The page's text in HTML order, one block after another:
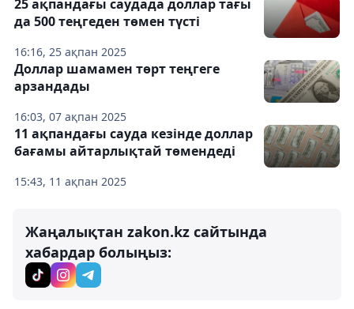
16:16, 25 ақпан 2025
25 ақпандағы саудада доллар тағы
да 500 теңгеден төмен түсті
16:03, 07 ақпан 2025
Доллар шамамен төрт теңгеге
арзандады
15:43, 11 ақпан 2025
11 ақпандағы сауда кезінде доллар
бағамы айтарлықтай төмендеді
Жаңалықтан zakon.kz сайтында
хабардар болыңыз: